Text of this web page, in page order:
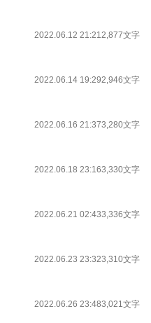
2022.06.12 21:212,877文字
2022.06.14 19:292,946文字
2022.06.16 21:373,280文字
2022.06.18 23:163,330文字
2022.06.21 02:433,336文字
2022.06.23 23:323,310文字
2022.06.26 23:483,021文字